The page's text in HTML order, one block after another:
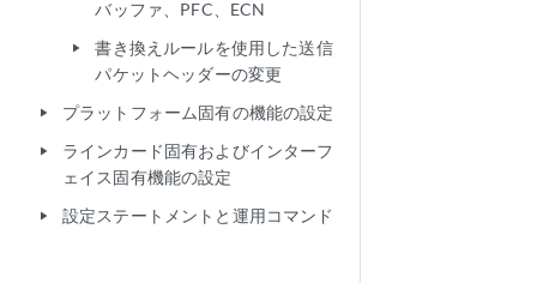
バッファ、PFC、ECN
play_arrow
書き換えルールを使用した送信
パケットヘッダーの変更
play_arrow プラットフォーム固有の機能の設定
play_arrow
ラインカード固有およびインターフ
ェイス固有機能の設定
play_arrow 設定ステートメントと運用コマンド